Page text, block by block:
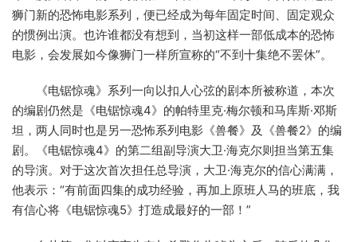
狮门新的恐怖电影系列，便已经成为每年固定时间、固定观众
的惯例出演。也许谁都没有想到，当初这样一部低成本的恐怖
电影，会发展如今像狮门一样所宣称的“不到十集绝不罢休”。
《电锯惊魂》系列一向以扣人心弦的剧本所被称道，本次
的编剧仍然是《电锯惊魂4》的帕特里克·梅尔顿和马库斯·邓斯
坦，两人同时也是另一恐怖系列电影《兽餐》及《兽餐2》的编
剧。《电锯惊魂4》的第二组副导演大卫·海克尔则担当第五集
的导演。对于这次首次担任总导演，大卫·海克尔的信心满满，
他表示：“有前面四集的成功经验，再加上原班人马的班底，我
有信心将《电锯惊魂5》打造成最好的一部！”